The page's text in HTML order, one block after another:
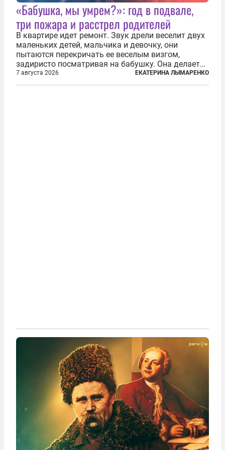
«Бабушка, мы умрем?»: год в подвале,
три пожара и расстрел родителей
В квартире идет ремонт. Звук дрели веселит двух
маленьких детей, мальчика и девочку, они
пытаются перекричать ее веселым визгом,
задиристо посматривая на бабушку. Она делает
им замечание, но внуки чувствуют, что она
сердится невсерьез. И это правда: дрель, конечно,
7 августа 2026 ЕКАТЕРИНА ЛЫМАРЕНКО